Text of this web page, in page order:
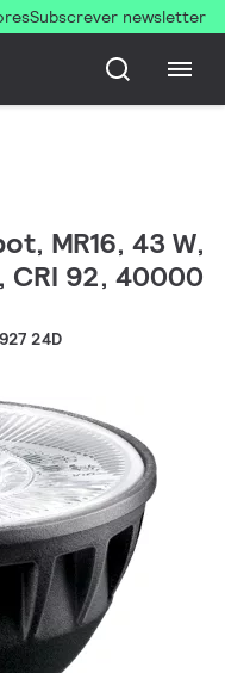
Subscrever newsletter
MR16, 43 W,
CRI 92, 40000
24D